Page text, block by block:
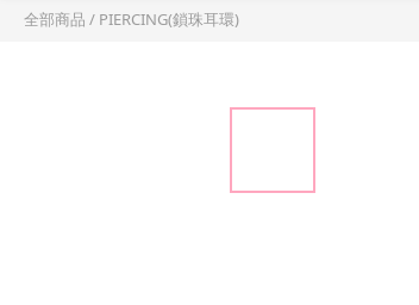
全部商品 / PIERCING(鎖珠耳環)